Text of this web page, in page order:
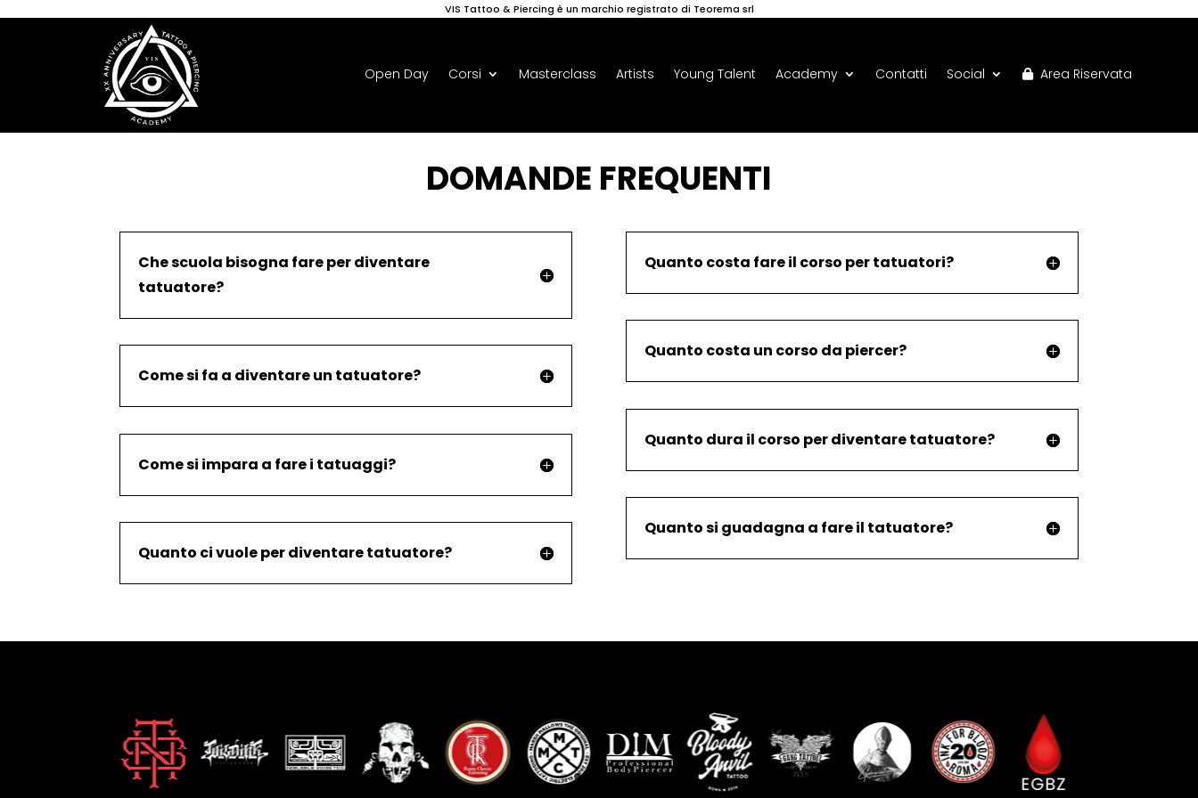
VIS Tattoo & Piercing è un marchio registrato di Teorema srl
Open Day Corsi Masterclass Artists Young Talent Academy Contatti Social Area Riservata
DOMANDE FREQUENTI
Che scuola bisogna fare per diventare
tatuatore?
Come si fa a diventare un tatuatore?
Come si impara a fare i tatuaggi?
Quanto ci vuole per diventare tatuatore?
Quanto costa fare il corso per tatuatori?
Quanto costa un corso da piercer?
Quanto dura il corso per diventare tatuatore?
Quanto si guadagna a fare il tatuatore?